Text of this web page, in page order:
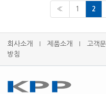
« 1 2
회사소개 제품소개 고객문
방침